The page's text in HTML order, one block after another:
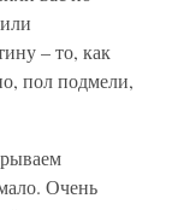
– то, как
пол подмели,
Очень